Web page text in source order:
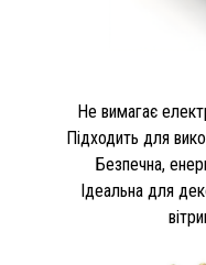
Не вимагає
Підходить для
Безпечна,
Ідеальна для